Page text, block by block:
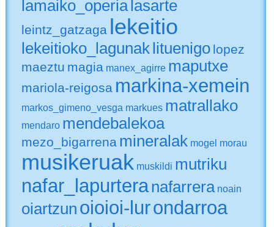
lamaiko_operia lasarte
leintz_gatzaga lekeitio
lekeitioko_lagunak lituenigo lopez
maeztu magia manex_agirre maputxe
mariola-reigosa markina-xemein
markos_gimeno_vesga markues matrallako
mendaro mendebalekoa
mezo_bigarrena mineralak mogel morau
musikeruak muskildi mutriku
nafar_lapurteranafarrera noain
oiartzun oioioi-lurondarroa